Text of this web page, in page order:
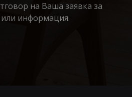
на Ваша заявка за
или информация.